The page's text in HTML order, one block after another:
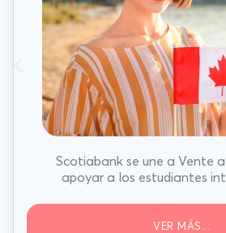
Scotiabank se une a Vente
apoyar a los estudiantes
VER MÁS...